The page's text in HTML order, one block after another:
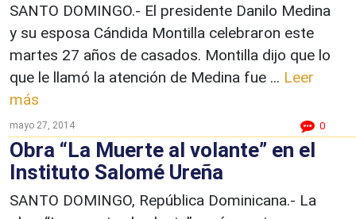
SANTO DOMINGO.- El presidente Danilo Medina
y su esposa Cándida Montilla celebraron este
martes 27 años de casados. Montilla dijo que lo
que le llamó la atención de Medina fue ... Leer
más
mayo 27, 2014 0
Obra “La Muerte al volante” en el
Instituto Salomé Ureña
SANTO DOMINGO, República Dominicana.- La